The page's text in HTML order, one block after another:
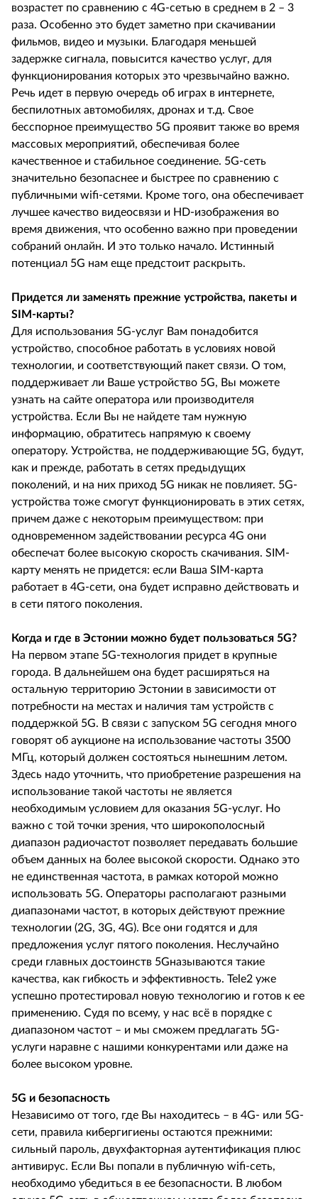
возрастет по сравнению с 4G-сетью в среднем в 2 – 3
раза. Особенно это будет заметно при скачивании
фильмов, видео и музыки. Благодаря меньшей
задержке сигнала, повысится качество услуг, для
функционирования которых это чрезвычайно важно.
Речь идет в первую очередь об играх в интернете,
беспилотных автомобилях, дронах и т.д. Свое
бесспорное преимущество 5G проявит также во время
массовых мероприятий, обеспечивая более
качественное и стабильное соединение. 5G-сеть
значительно безопаснее и быстрее по сравнению с
публичными wifi-сетями. Кроме того, она обеспечивает
лучшее качество видеосвязи и HD-изображения во
время движения, что особенно важно при проведении
собраний онлайн. И это только начало. Истинный
потенциал 5G нам еще предстоит раскрыть.
Придется ли заменять прежние устройства, пакеты и
SIM-карты?
Для использования 5G-услуг Вам понадобится
устройство, способное работать в условиях новой
технологии, и соответствующий пакет связи. О том,
поддерживает ли Ваше устройство 5G, Вы можете
узнать на сайте оператора или производителя
устройства. Если Вы не найдете там нужную
информацию, обратитесь напрямую к своему
оператору. Устройства, не поддерживающие 5G, будут,
как и прежде, работать в сетях предыдущих
поколений, и на них приход 5G никак не повлияет. 5G-
устройства тоже смогут функционировать в этих сетях,
причем даже с некоторым преимуществом: при
одновременном задействовании ресурса 4G они
обеспечат более высокую скорость скачивания. SIM-
карту менять не придется: если Ваша SIM-карта
работает в 4G-сети, она будет исправно действовать и
в сети пятого поколения.
Когда и где в Эстонии можно будет пользоваться 5G?
На первом этапе 5G-технология придет в крупные
города. В дальнейшем она будет расширяться на
остальную территорию Эстонии в зависимости от
потребности на местах и наличия там устройств с
поддержкой 5G. В связи с запуском 5G сегодня много
говорят об аукционе на использование частоты 3500
МГц, который должен состояться нынешним летом.
Здесь надо уточнить, что приобретение разрешения на
использование такой частоты не является
необходимым условием для оказания 5G-услуг. Но
важно с той точки зрения, что широкополосный
диапазон радиочастот позволяет передавать большие
объем данных на более высокой скорости. Однако это
не единственная частота, в рамках которой можно
использовать 5G. Операторы располагают разными
диапазонами частот, в которых действуют прежние
технологии (2G, 3G, 4G). Все они годятся и для
предложения услуг пятого поколения. Неслучайно
среди главных достоинств 5Gназываются такие
качества, как гибкость и эффективность. Tele2 уже
успешно протестировал новую технологию и готов к ее
применению. Судя по всему, у нас всё в порядке с
диапазоном частот – и мы сможем предлагать 5G-
услуги наравне с нашими конкурентами или даже на
более высоком уровне.
5G и безопасность
Независимо от того, где Вы находитесь – в 4G- или 5G-
сети, правила кибергигиены остаются прежними:
сильный пароль, двухфакторная аутентификация плюс
антивирус. Если Вы попали в публичную wifi-сеть,
необходимо убедиться в ее безопасности. В любом